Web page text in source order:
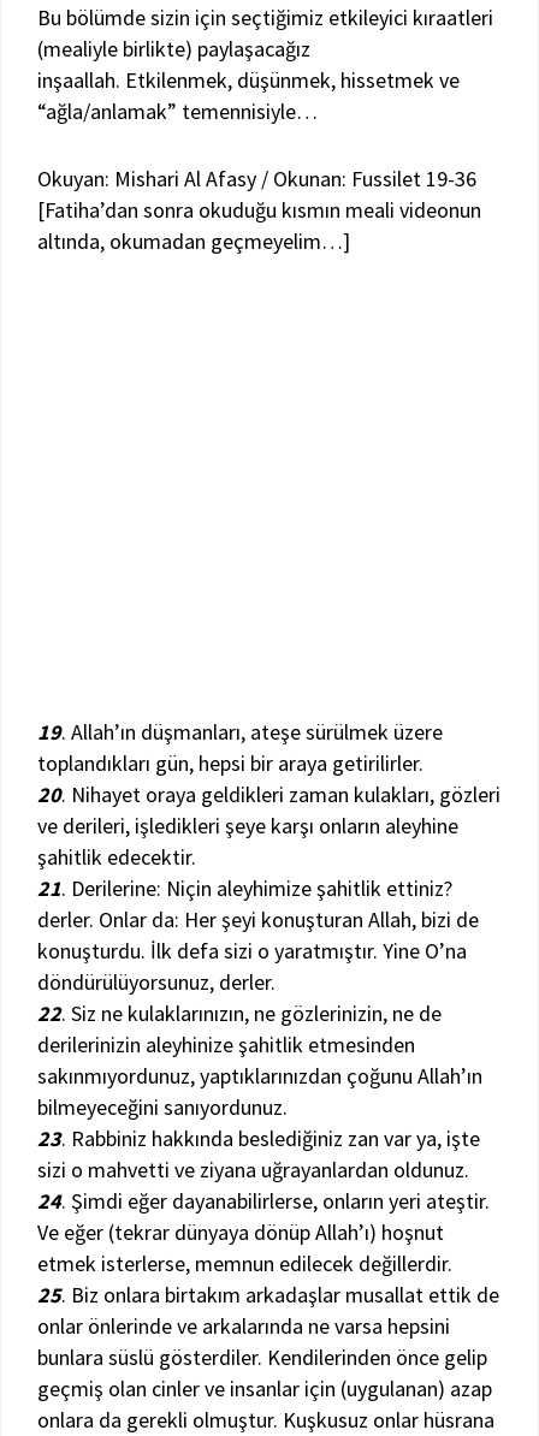
Bu bölümde sizin için seçtiğimiz etkileyici kıraatleri
(mealiyle birlikte) paylaşacağız
inşaallah. Etkilenmek, düşünmek, hissetmek ve
“ağla/anlamak” temennisiyle…
Okuyan: Mishari Al Afasy / Okunan: Fussilet 19-36
[Fatiha’dan sonra okuduğu kısmın meali videonun
altında, okumadan geçmeyelim…]
19. Allah’ın düşmanları, ateşe sürülmek üzere
toplandıkları gün, hepsi bir araya getirilirler.
20. Nihayet oraya geldikleri zaman kulakları, gözleri
ve derileri, işledikleri şeye karşı onların aleyhine
şahitlik edecektir.
21. Derilerine: Niçin aleyhimize şahitlik ettiniz?
derler. Onlar da: Her şeyi konuşturan Allah, bizi de
konuşturdu. İlk defa sizi o yaratmıştır. Yine O’na
döndürülüyorsunuz, derler.
22. Siz ne kulaklarınızın, ne gözlerinizin, ne de
derilerinizin aleyhinize şahitlik etmesinden
sakınmıyordunuz, yaptıklarınızdan çoğunu Allah’ın
bilmeyeceğini sanıyordunuz.
23. Rabbiniz hakkında beslediğiniz zan var ya, işte
sizi o mahvetti ve ziyana uğrayanlardan oldunuz.
24. Şimdi eğer dayanabilirlerse, onların yeri ateştir.
Ve eğer (tekrar dünyaya dönüp Allah’ı) hoşnut
etmek isterlerse, memnun edilecek değillerdir.
25. Biz onlara birtakım arkadaşlar musallat ettik de
onlar önlerinde ve arkalarında ne varsa hepsini
bunlara süslü gösterdiler. Kendilerinden önce gelip
geçmiş olan cinler ve insanlar için (uygulanan) azap
onlara da gerekli olmuştur. Kuşkusuz onlar hüsrana